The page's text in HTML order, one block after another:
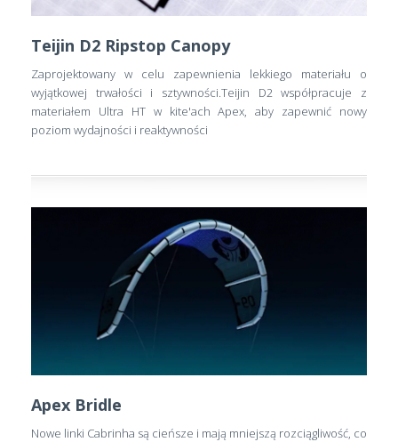
Teijin D2 Ripstop Canopy
Zaprojektowany w celu zapewnienia lekkiego materiału o
wyjątkowej trwałości i sztywności.Teijin D2 współpracuje z
materiałem Ultra HT w kite'ach Apex, aby zapewnić nowy
poziom wydajności i reaktywności
Apex Bridle
Nowe linki Cabrinha są cieńsze i mają mniejszą rozciągliwość, co